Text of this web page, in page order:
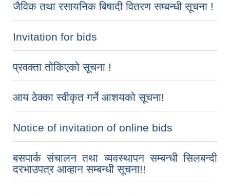
जैविक तथा रसायनिक बिषादी वितरण सम्बन्धी सूचना !
Invitation for bids
प्रवक्ता तोकिएको सूचना !
आय ठेक्का स्वीकृत गर्ने आशयको सूचना!
Notice of invitation of online bids
बसपार्क संचालन तथा व्यवस्थापन सम्बन्धी सिलबन्दी
दरभाउपत्र आव्हान सम्बन्धी सूचना!!